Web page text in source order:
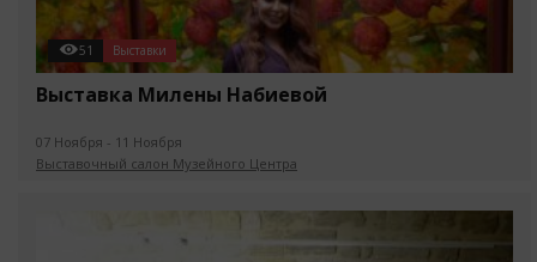
51 Выставки
Выставка Милены Набиевой
07 Ноября - 11 Ноября
Выставочный салон Музейного Центра